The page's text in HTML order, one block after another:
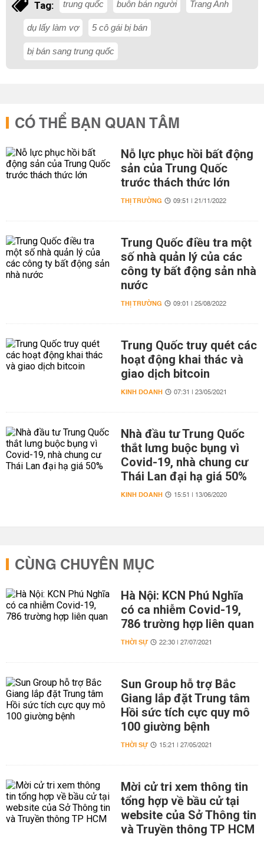
Tag: trung quốc buôn bán người Trang Anh
dụ lấy làm vợ 5 cô gái bị bán
bị bán sang trung quốc
CÓ THỂ BẠN QUAN TÂM
Nỗ lực phục hồi bất động
sản của Trung Quốc
trước thách thức lớn
THỊ TRƯỜNG 09:51 | 21/11/2022
Trung Quốc điều tra một
số nhà quản lý của các
công ty bất động sản nhà
nước
THỊ TRƯỜNG 09:01 | 25/08/2022
Trung Quốc truy quét các
hoạt động khai thác và
giao dịch bitcoin
KINH DOANH 07:31 | 23/05/2021
Nhà đầu tư Trung Quốc
thắt lưng buộc bụng vì
Covid-19, nhà chung cư
Thái Lan đại hạ giá 50%
KINH DOANH 15:51 | 13/06/2020
CÙNG CHUYÊN MỤC
Hà Nội: KCN Phú Nghĩa
có ca nhiễm Covid-19,
786 trường hợp liên quan
THỜI SỰ 22:30 | 27/07/2021
Sun Group hỗ trợ Bắc
Giang lắp đặt Trung tâm
Hồi sức tích cực quy mô
100 giường bệnh
THỜI SỰ 15:21 | 27/05/2021
Mời cử tri xem thông tin
tổng hợp về bầu cử tại
website của Sở Thông tin
và Truyền thông TP HCM